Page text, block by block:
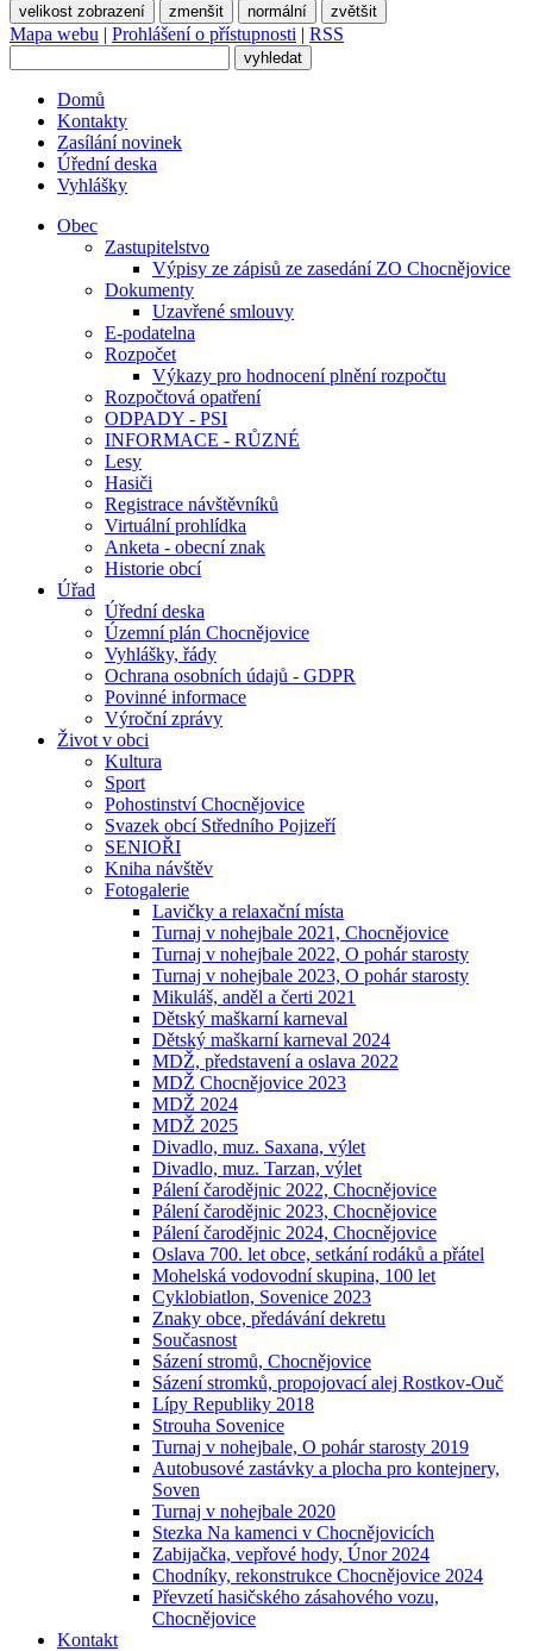
velikost zobrazení zmenšit normální zvětšit
Mapa webu | Prohlášení o přístupnosti | RSS
Domů
Kontakty
Zasílání novinek
Úřední deska
Vyhlášky
Obec
Zastupitelstvo
Výpisy ze zápisů ze zasedání ZO Chocnějovice
Dokumenty
Uzavřené smlouvy
E-podatelna
Rozpočet
Výkazy pro hodnocení plnění rozpočtu
Rozpočtová opatření
ODPADY - PSI
INFORMACE - RŮZNÉ
Lesy
Hasiči
Registrace návštěvníků
Virtuální prohlídka
Anketa - obecní znak
Historie obcí
Úřad
Úřední deska
Územní plán Chocnějovice
Vyhlášky, řády
Ochrana osobních údajů - GDPR
Povinné informace
Výroční zprávy
Život v obci
Kultura
Sport
Pohostinství Chocnějovice
Svazek obcí Středního Pojizeří
SENIOŘI
Kniha návštěv
Fotogalerie
Lavičky a relaxační místa
Turnaj v nohejbale 2021, Chocnějovice
Turnaj v nohejbale 2022, O pohár starosty
Turnaj v nohejbale 2023, O pohár starosty
Mikuláš, anděl a čerti 2021
Dětský maškarní karneval
Dětský maškarní karneval 2024
MDŽ, představení a oslava 2022
MDŽ Chocnějovice 2023
MDŽ 2024
MDŽ 2025
Divadlo, muz. Saxana, výlet
Divadlo, muz. Tarzan, výlet
Pálení čarodějnic 2022, Chocnějovice
Pálení čarodějnic 2023, Chocnějovice
Pálení čarodějnic 2024, Chocnějovice
Oslava 700. let obce, setkání rodáků a přátel
Mohelská vodovodní skupina, 100 let
Cyklobiatlon, Sovenice 2023
Znaky obce, předávání dekretu
Současnost
Sázení stromů, Chocnějovice
Sázení stromků, propojovací alej Rostkov-Ouč
Lípy Republiky 2018
Strouha Sovenice
Turnaj v nohejbale, O pohár starosty 2019
Autobusové zastávky a plocha pro kontejnery,
Soven
Turnaj v nohejbale 2020
Stezka Na kamenci v Chocnějovicích
Zabijačka, vepřové hody, Únor 2024
Chodníky, rekonstrukce Chocnějovice 2024
Převzetí hasičského zásahového vozu,
Chocnějovice
Kontakt